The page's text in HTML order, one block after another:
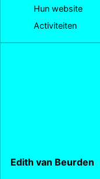
Hun website
Activiteiten
Edith van Beurden